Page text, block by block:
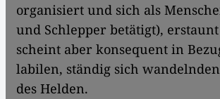
organisiert und sich als
und Schlepper betätigt),
scheint aber konsequent in
labilen, ständig sich
des Helden.